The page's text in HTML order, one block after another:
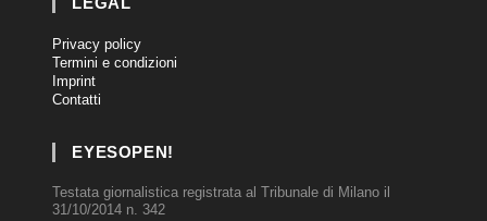
Privacy policy
Termini e condizioni
Imprint
Contatti
EYESOPEN!
Testata giornalistica registrata al Tribunale di Milano il
31/10/2014 n. 342